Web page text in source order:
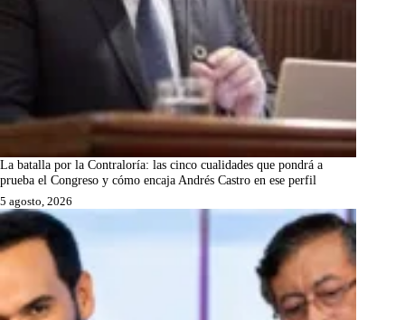
La batalla por la Contraloría: las cinco cualidades que pondrá a
prueba el Congreso y cómo encaja Andrés Castro en ese perfil
5 agosto, 2026